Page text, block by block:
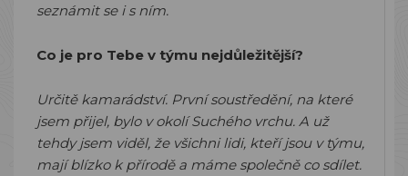
seznámit se i s ním.
Co je pro Tebe v týmu nejdůležitější?
Určitě kamarádství. První soustředění, na které
jsem přijel, bylo v okolí Suchého vrchu. A už
tehdy jsem viděl, že všichni lidi, kteří jsou v týmu,
mají blízko k přírodě a máme společně co sdílet.